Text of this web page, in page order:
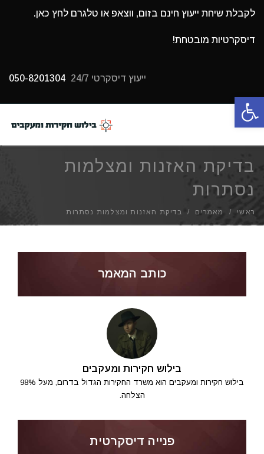
פתח סרגל נגישות
לקבלת שיחת ייעוץ חינם בזום, ווצאפ או טלגרם לחץ כאן.
דיסקרטיות מובטחת!
ייעוץ דיסקרטי 24/7 050-8201304
תפריט
בדיקת האזנות ומצלמות
נסתרות
ראשי / מאמרים / בדיקת האזנות ומצלמות נסתרות
כותב המאמר
בילוש חקירות ומעקבים
בילוש חקירות ומעקבים הוא משרד החקירות הגדול בדרום, מעל 98%
הצלחה.
פנייה דיסקרטית